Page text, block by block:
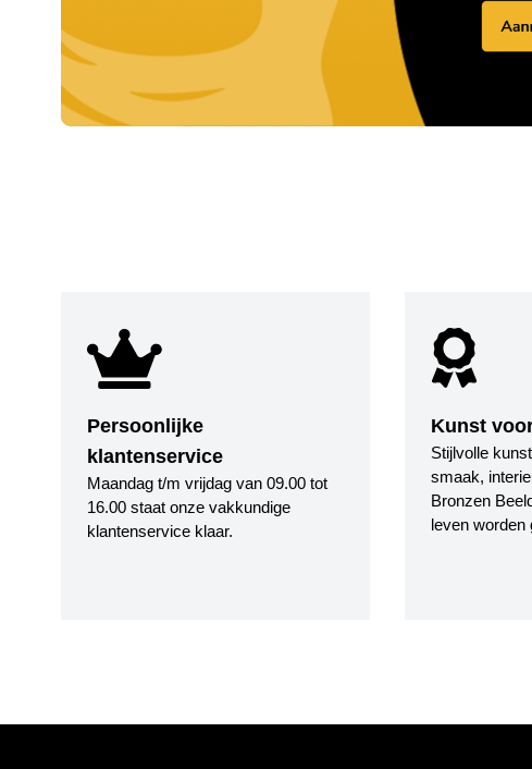
Persoonlijke
klantenservice
Maandag t/m vrijdag van 09.00 tot
16.00 staat onze vakkundige
klantenservice klaar.
Kunst
Stijlvolle
smaak,
Bronzen
leven worden